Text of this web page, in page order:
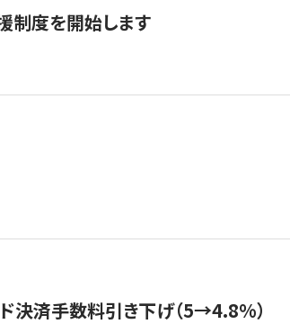
制度を開始します
決済手数料引き下げ（5→4.8%）